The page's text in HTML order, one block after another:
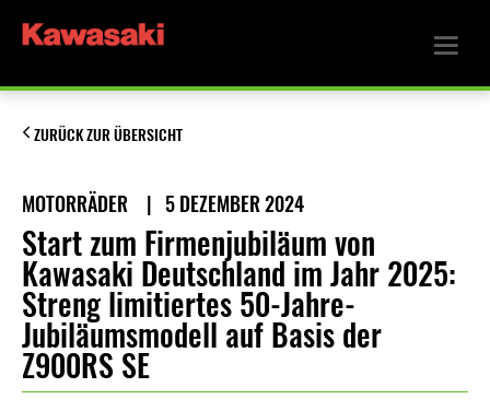
ZURÜCK ZUR ÜBERSICHT
MOTORRÄDER | 5 DEZEMBER 2024
Start zum Firmenjubiläum von
Kawasaki Deutschland im Jahr 2025:
Streng limitiertes 50-Jahre-
Jubiläumsmodell auf Basis der
Z900RS SE